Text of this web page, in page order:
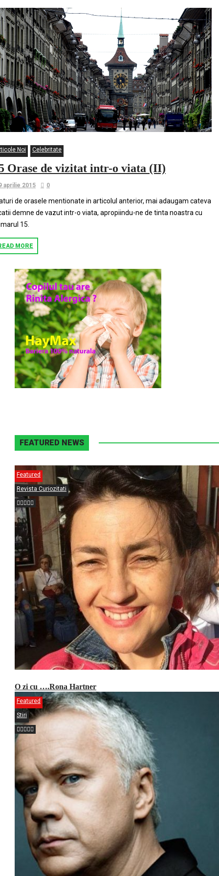
Noi Celebritate
Orase de vizitat intr-o viata (II)
aprilie 2015 0
de orasele mentionate in articolul anterior, mai adaugam cateva
demne de vazut intr-o viata, apropiindu-ne de tinta noastra cu
15.
MORE
FEATURED NEWS
Featured
Revista Curiozitati
O zi cu ….Rona Hartner
Featured
Stiri